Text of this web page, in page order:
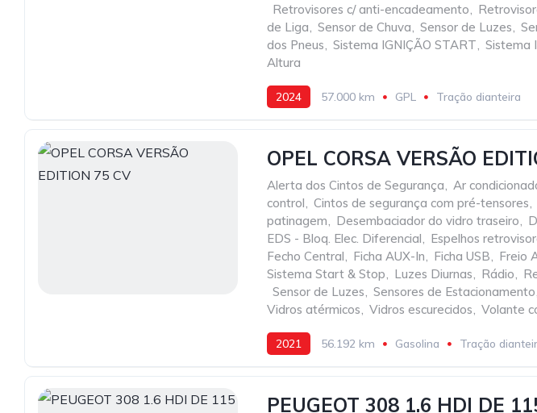
Retrovisores c/ anti-encadeamento,
de Liga, Sensor de Chuva, Sensor de Luzes,
dos Pneus, Sistema IGNIÇÃO START, Sistema
Altura
2024 57.000 km GPL Tração dianteira
OPEL CORSA VERSÃO
Alerta dos Cintos de Segurança, Ar
control, Cintos de segurança com pré-tensores,
patinagem, Desembaciador do vidro traseiro,
EDS - Bloq. Elec. Diferencial, Espelhos
Fecho Central, Ficha AUX-In, Ficha USB, Freio
Sistema Start & Stop, Luzes Diurnas, Rádio,
Sensor de Luzes, Sensores de Estacionamento,
Vidros atérmicos, Vidros escurecidos, Volante
2021 56.192 km Gasolina Tração
PEUGEOT 308 1.6 HDI DE